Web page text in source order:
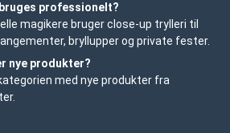
professionelt?
magikere bruger close-up trylleri til
bryllupper og private fester.
nye produkter?
med nye produkter fra